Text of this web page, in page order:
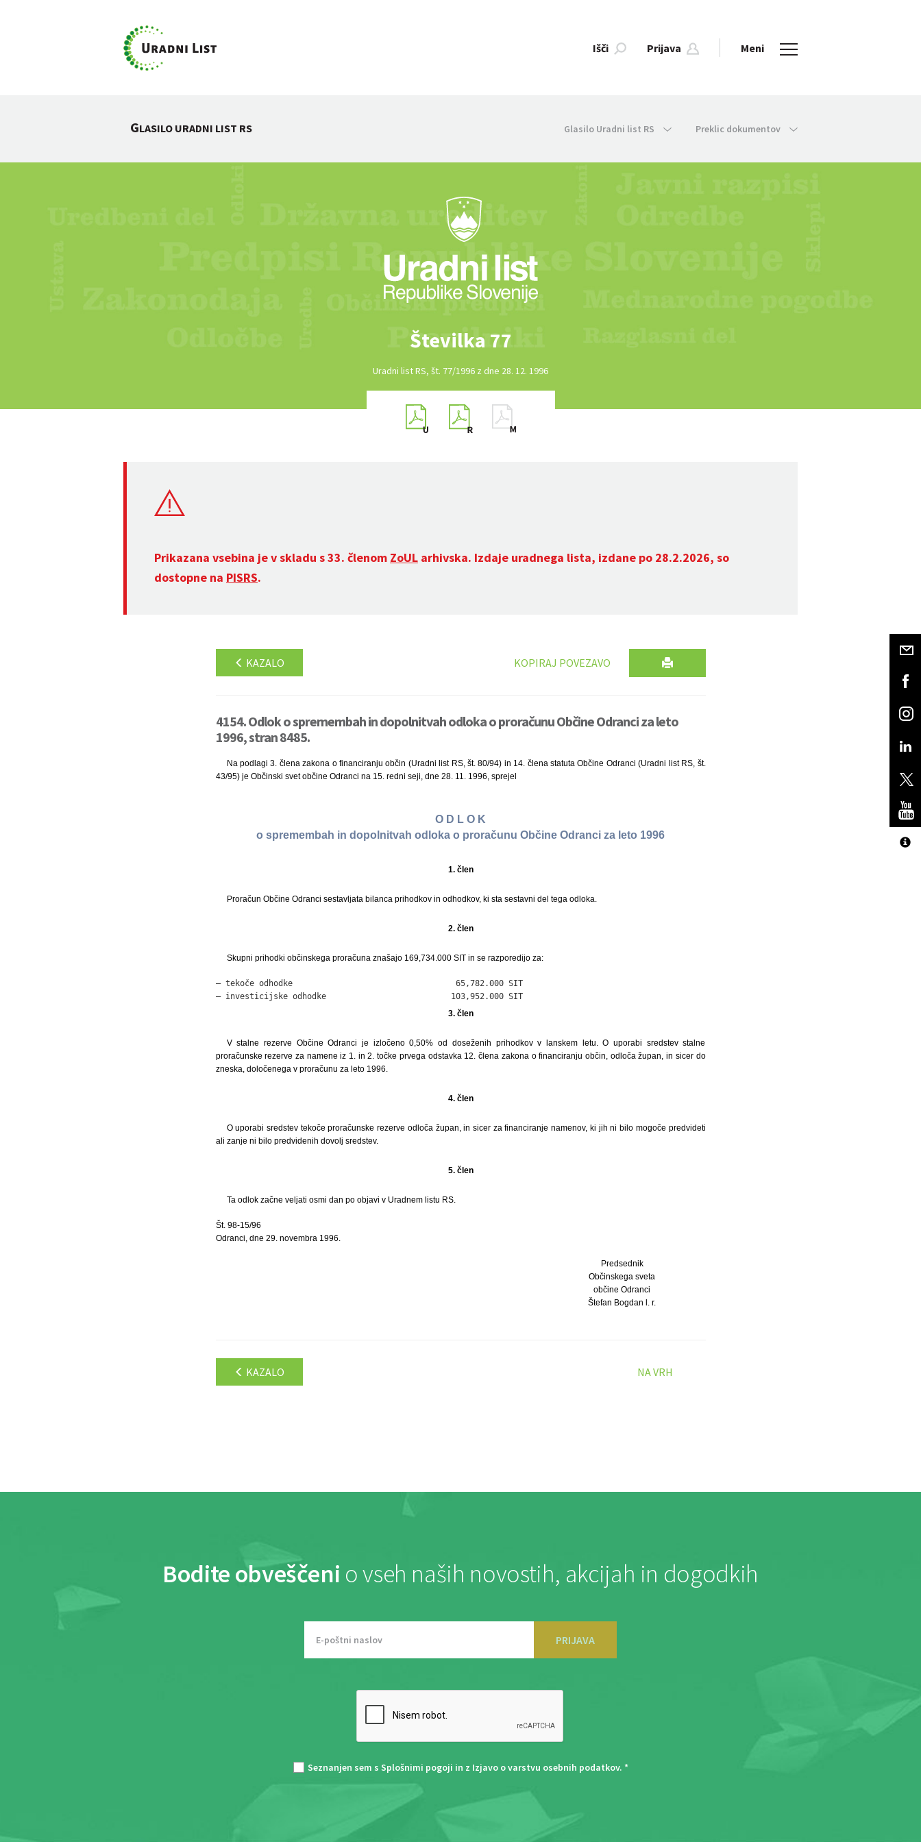
Išči Prijava Meni
GLASILO URADNI LIST RS Glasilo Uradni list RS Preklic dokumentov
Številka 77
Uradni list RS, št. 77/1996 z dne 28. 12. 1996
Prikazana vsebina je v skladu s 33. členom ZoUL arhivska. Izdaje uradnega lista, izdane po 28.2.2026, so
dostopne na PISRS.
KAZALO KOPIRAJ POVEZAVO
4154. Odlok o spremembah in dopolnitvah odloka o proračunu Občine Odranci za leto
1996, stran 8485.
Na podlagi 3. člena zakona o financiranju občin (Uradni list RS, št. 80/94) in 14. člena statuta Občine Odranci (Uradni list RS, št.
43/95) je Občinski svet občine Odranci na 15. redni seji, dne 28. 11. 1996, sprejel
O D L O K
o spremembah in dopolnitvah odloka o proračunu Občine Odranci za leto 1996
1. člen
Proračun Občine Odranci sestavljata bilanca prihodkov in odhodkov, ki sta sestavni del tega odloka.
2. člen
Skupni prihodki občinskega proračuna znašajo 169,734.000 SIT in se razporedijo za:
– tekoče odhodke                                  65,782.000 SIT
– investicijske odhodke                          103,952.000 SIT
3. člen
V stalne rezerve Občine Odranci je izločeno 0,50% od doseženih prihodkov v lanskem letu. O uporabi sredstev stalne
proračunske rezerve za namene iz 1. in 2. točke prvega odstavka 12. člena zakona o financiranju občin, odloča župan, in sicer do
zneska, določenega v proračunu za leto 1996.
4. člen
O uporabi sredstev tekoče proračunske rezerve odloča župan, in sicer za financiranje namenov, ki jih ni bilo mogoče predvideti
ali zanje ni bilo predvidenih dovolj sredstev.
5. člen
Ta odlok začne veljati osmi dan po objavi v Uradnem listu RS.
Št. 98-15/96
Odranci, dne 29. novembra 1996.
Predsednik
Občinskega sveta
občine Odranci
Štefan Bogdan l. r.
KAZALO NA VRH
Bodite obveščeni o vseh naših novostih, akcijah in dogodkih
PRIJAVA
Seznanjen sem s Splošnimi pogoji in z Izjavo o varstvu osebnih podatkov. *